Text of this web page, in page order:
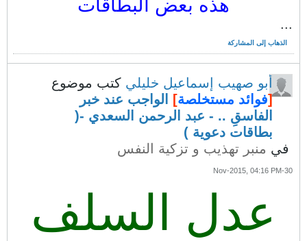
هذه بعض البطاقات
...
الذهاب إلى المشاركة
أبو صهيب إسماعيل خليلي كتب موضوع
[فوائد مستخلصة]
الواجب عند خبر
الفاسقِ .. - عبد الرحمن السعدي -(
بطاقات دعوية )
في منبر تهذيب و تزكية النفس
30-Nov-2015, 04:16 PM
عدل السلف